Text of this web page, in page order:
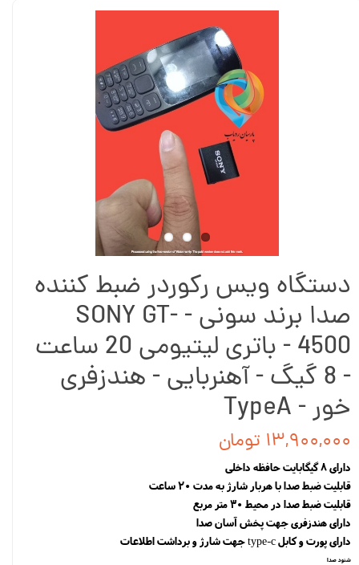
دستگاه ویس رکوردر ضبط کننده
صدا برند سونی - SONY GT-
4500 - باتری لیتیومی 20 ساعت
- 8 گیگ - آهنربایی - هندزفری
خور - TypeA
۱۳,۹۰۰,۰۰۰ تومان
دارای 8 گیگابایت حافظه داخلی
قابلیت ضبط صدا با هربار شارژ به مدت 20 ساعت
قابلیت ضبط صدا در محیط 30 متر مربع
دارای هندزفری جهت پخش آسان صدا
دارای پورت و کابل type-c جهت شارژ و برداشت اطلاعات
شنود صدا